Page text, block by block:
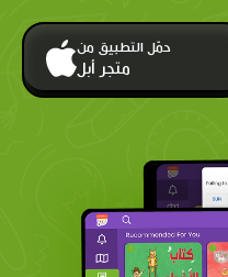
حمّل التطبيق من
متجر أبل